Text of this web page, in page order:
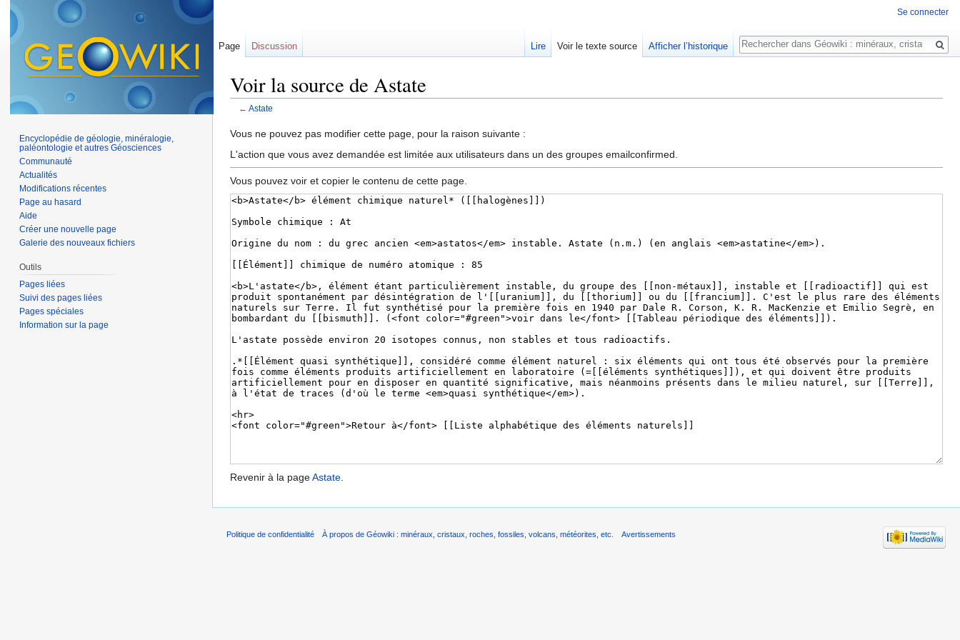
Voir la source de Astate
← Astate
Vous ne pouvez pas modifier cette page, pour la raison suivante :
L'action que vous avez demandée est limitée aux utilisateurs dans un des groupes emailconfirmed.
Vous pouvez voir et copier le contenu de cette page.
Revenir à la pageAstate.
Se connecter
Page Discussion Lire Voir le texte source Afficher l’historique
Rechercher
Encyclopédie de géologie, minéralogie,
paléontologie et autres Géosciences
Communauté
Actualités
Modifications récentes
Page au hasard
Aide
Créer une nouvelle page
Galerie des nouveaux fichiers
Outils
Pages liées
Suivi des pages liées
Pages spéciales
Information sur la page
Politique de confidentialité À propos de Géowiki : minéraux, cristaux, roches, fossiles, volcans, météorites, etc. Avertissements